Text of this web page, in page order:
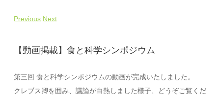
Previous Next
【動画掲載】食と科学シンポジウム
第三回 食と科学シンポジウムの動画が完成いたしました。
クレブス卿を囲み、議論が白熱しました様子、どうぞご覧くだ